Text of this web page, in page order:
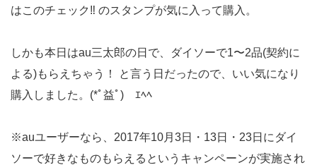
はこのチェック‼️ のスタンプが気に入って購入。
しかも本日はau三太郎の日で、ダイソーで1〜2品(契約に
よる)もらえちゃう！ と言う日だったので、いい気になり
購入しました。(*ﾟ益ﾟ)ゞｴﾍﾍ
※auユーザーなら、2017年10月3日・13日・23日にダイ
ソーで好きなものもらえるというキャンペーンが実施され